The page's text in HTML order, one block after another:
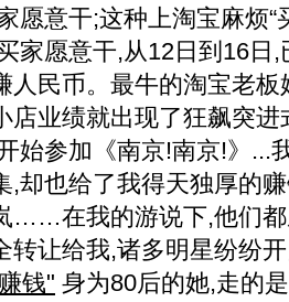
愿意干;这种上淘宝麻烦“
家愿意干,从12日到16日
人民币。最牛的淘宝老板
店业绩就出现了狂飙突
始参加《南京!南京!》...
,却也给了我得天独厚的
……在我的游说下,他们
转让给我,诸多明星纷纷
钱" 身为80后的她,走的